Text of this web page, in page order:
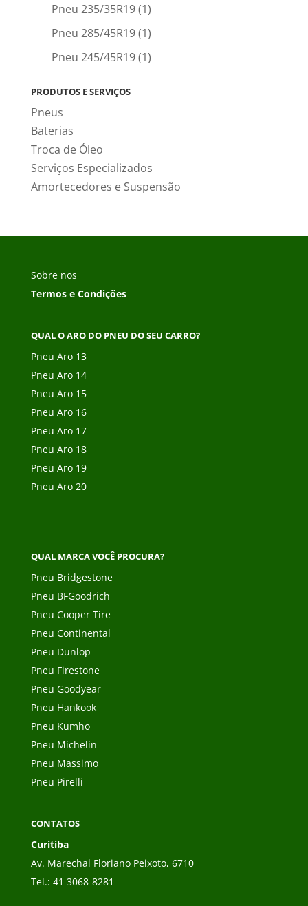
Pneu 235/35R19(1)
Pneu 285/45R19(1)
Pneu 245/45R19(1)
PRODUTOS E SERVIÇOS
Pneus
Baterias
Troca de Óleo
Serviços Especializados
Amortecedores e Suspensão
Sobre nos
Termos e Condições
QUAL O ARO DO PNEU DO SEU CARRO?
Pneu Aro 13
Pneu Aro 14
Pneu Aro 15
Pneu Aro 16
Pneu Aro 17
Pneu Aro 18
Pneu Aro 19
Pneu Aro 20
QUAL MARCA VOCÊ PROCURA?
Pneu Bridgestone
Pneu BFGoodrich
Pneu Cooper Tire
Pneu Continental
Pneu Dunlop
Pneu Firestone
Pneu Goodyear
Pneu Hankook
Pneu Kumho
Pneu Michelin
Pneu Massimo
Pneu Pirelli
CONTATOS
Curitiba
Av. Marechal Floriano Peixoto, 6710
Tel.: 41 3068-8281